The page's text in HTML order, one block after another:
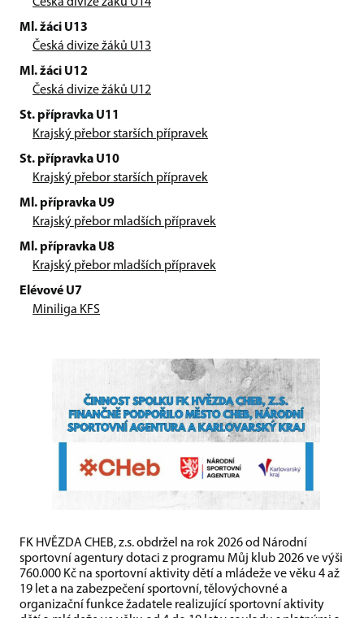
Ml. žáci U13
Česká divize žáků U13
Ml. žáci U12
Česká divize žáků U12
St. přípravka U11
Krajský přebor starších přípravek
St. přípravka U10
Krajský přebor starších přípravek
Ml. přípravka U9
Krajský přebor mladších přípravek
Ml. přípravka U8
Krajský přebor mladších přípravek
Elévové U7
Miniliga KFS
FK HVĚZDA CHEB, z.s. obdržel na rok 2026 od Národní
sportovní agentury dotaci z programu Můj klub 2026 ve výši
760.000 Kč na sportovní aktivity dětí a mládeže ve věku 4 až
19 let a na zabezpečení sportovní, tělovýchovné a
organizační funkce žadatele realizující sportovní aktivity